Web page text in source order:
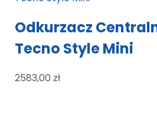
Odkurzacz
Tecno Style Mini
2583,00 zł